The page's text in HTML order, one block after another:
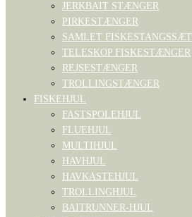
JERKBAIT STÆNGER
PIRKESTÆNGER
SAMLET FISKESTANGSSÆT
TELESKOP FISKESTÆNGER
REJSESTÆNGER
TROLLINGSTÆNGER
FISKEHJUL
FASTSPOLEHJUL
FLUEHJUL
MULTIHJUL
HAVHJUL
HAVKASTEHJUL
TROLLINGHJUL
BAITRUNNER-HJUL